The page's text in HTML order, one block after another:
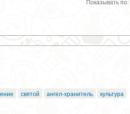
Показывать по:
святой ангел-хранитель
культура